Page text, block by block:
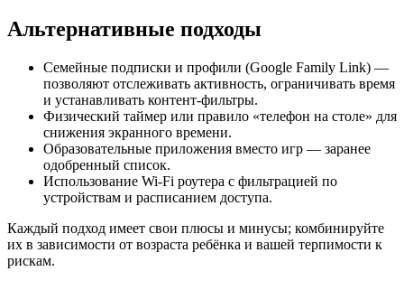
Альтернативные подходы
Семейные подписки и профили (Google Family Link) —
позволяют отслеживать активность, ограничивать время
и устанавливать контент‑фильтры.
Физический таймер или правило «телефон на столе» для
снижения экранного времени.
Образовательные приложения вместо игр — заранее
одобренный список.
Использование Wi‑Fi роутера с фильтрацией по
устройствам и расписанием доступа.
Каждый подход имеет свои плюсы и минусы; комбинируйте
их в зависимости от возраста ребёнка и вашей терпимости к
рискам.